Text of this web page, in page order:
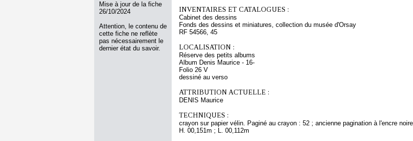
Mise à jour de la fiche
26/10/2024
Attention, le contenu de
cette fiche ne reflète
pas nécessairement le
dernier état du savoir.
INVENTAIRES ET CATALOGUES :
Cabinet des dessins
Fonds des dessins et miniatures, collection du musée d'Orsay
RF 54566, 45
LOCALISATION :
Réserve des petits albums
Album Denis Maurice - 16-
Folio 26 V
dessiné au verso
ATTRIBUTION ACTUELLE :
DENIS Maurice
TECHNIQUES :
crayon sur papier vélin. Paginé au crayon : 52 ; ancienne pagination à l'encre
H. 00,151m ; L. 00,112m